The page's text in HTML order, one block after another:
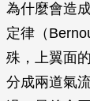
為什麼會造
定律（
殊，上翼面
分成兩道氣